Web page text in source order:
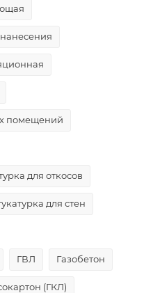
помещений
для откосов
для стен
ГВЛ Газобетон
(ГКЛ)